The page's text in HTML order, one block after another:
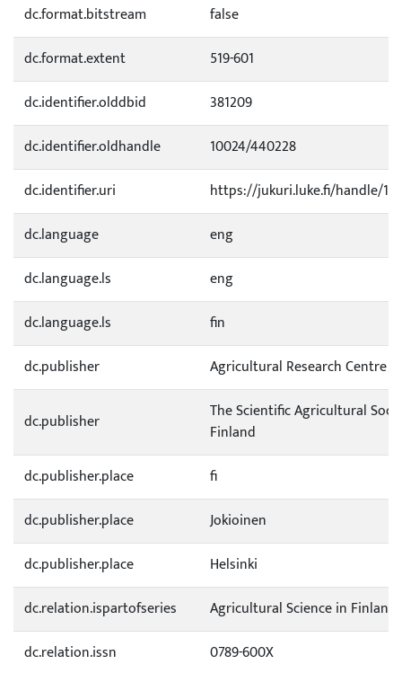
dc.format.bitstream
false
dc.format.extent
519-601
dc.identifier.olddbid
381209
dc.identifier.oldhandle
10024/440228
dc.identifier.uri
https://jukuri.luke.fi/handle/
dc.language
eng
dc.language.ls
eng
dc.language.ls
fin
dc.publisher
Agricultural Research Centre
dc.publisher
The Scientific Agricultural
Finland
dc.publisher.place
fi
dc.publisher.place
Jokioinen
dc.publisher.place
Helsinki
dc.relation.ispartofseries
Agricultural Science in Finland
dc.relation.issn
0789-600X